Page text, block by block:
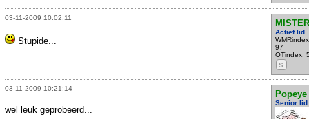
03-11-2009 10:02:11
Actief lid
97
OTindex:
S
Stupide...
03-11-2009 10:21:14
Popeye
Senior lid
wel leuk geprobeerd...